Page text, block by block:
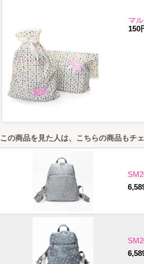
マ
150
この商品を見た人は、こちらの商品もチ